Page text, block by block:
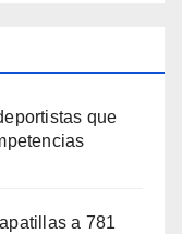
que
a 781